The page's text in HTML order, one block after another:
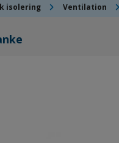
isolering chevron_right Ventilation chevron_right